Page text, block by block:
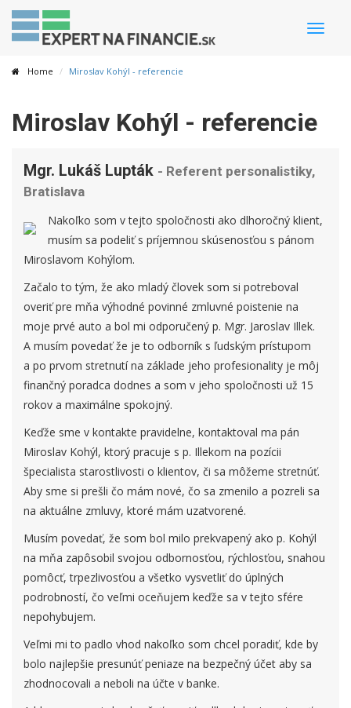
Toggle
Home Miroslav Kohýl - referencie
Miroslav Kohýl - referencie
Mgr. Lukáš Lupták - Referent personalistiky,
Bratislava
Nakoľko som v tejto spoločnosti ako dlhoročný klient,
musím sa podeliť s príjemnou skúsenosťou s pánom
Miroslavom Kohýlom.
Začalo to tým, že ako mladý človek som si potreboval
overiť pre mňa výhodné povinné zmluvné poistenie na
moje prvé auto a bol mi odporučený p. Mgr. Jaroslav Illek.
A musím povedať že je to odborník s ľudským prístupom
a po prvom stretnutí na základe jeho profesionality je môj
finančný poradca dodnes a som v jeho spoločnosti už 15
rokov a maximálne spokojný.
Keďže sme v kontakte pravidelne, kontaktoval ma pán
Miroslav Kohýl, ktorý pracuje s p. Illekom na pozícii
špecialista starostlivosti o klientov, či sa môžeme stretnúť.
Aby sme si prešli čo mám nové, čo sa zmenilo a pozreli sa
na aktuálne zmluvy, ktoré mám uzatvorené.
Musím povedať, že som bol milo prekvapený ako p. Kohýl
na mňa zapôsobil svojou odbornosťou, rýchlosťou, snahou
pomôcť, trpezlivosťou a všetko vysvetliť do úplných
podrobností, čo veľmi oceňujem keďže sa v tejto sfére
nepohybujem.
Veľmi mi to padlo vhod nakoľko som chcel poradiť, kde by
bolo najlepšie presunúť peniaze na bezpečný účet aby sa
zhodnocovali a neboli na účte v banke.